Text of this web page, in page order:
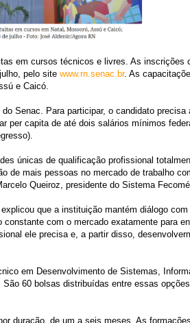
em cursos técnicos e livres. As inscrições
pelo site www.rn.senac.br. As
e Caicó.
Senac. Para participar, o candidato precisa
per capita de até dois salários mínimos
únicas de qualificação profissional
de mais pessoas no mercado de trabalho
Queiroz, presidente do Sistema
que a instituição mantém diálogo
com o mercado exatamente para
ele precisa e, a partir disso,
em Desenvolvimento de Sistemas,
60 bolsas distribuídas entre essas
duração, de um a seis meses. As